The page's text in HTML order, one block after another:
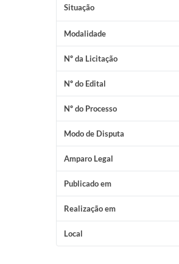
Situação
Modalidade
Nº da Licitação
Nº do Edital
Nº do Processo
Modo de Disputa
Amparo Legal
Publicado em
Realização em
Local